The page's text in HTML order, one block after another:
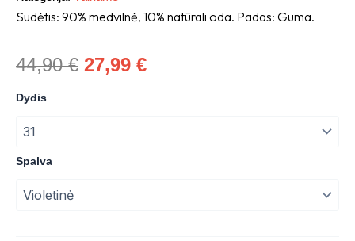
Sudėtis: 90% medvilnė, 10% natūrali oda. Padas: Guma.
44,90€ Original
27,99 €Current
Dydis
Spalva
Vaikiškos
šlepetės